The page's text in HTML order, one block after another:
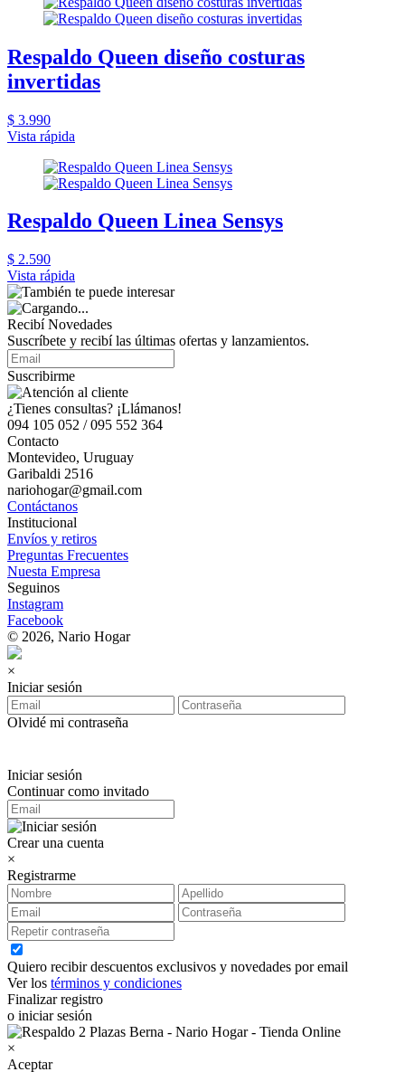
Respaldo Queen diseño costuras
invertidas
$ 3.990
Vista rápida
Respaldo Queen Linea Sensys
$ 2.590
Vista rápida
Recibí Novedades
Suscríbete y recibí las últimas ofertas y lanzamientos.
Suscribirme
¿Tienes consultas? ¡Llámanos!
094 105 052 / 095 552 364
Contacto
Montevideo, Uruguay
Garibaldi 2516
nariohogar@gmail.com
Contáctanos
Institucional
Envíos y retiros
Preguntas Frecuentes
Nuesta Empresa
Seguinos
Instagram
Facebook
© 2026, Nario Hogar
×
Iniciar sesión
Olvidé mi contraseña
Iniciar sesión
Continuar como invitado
Crear una cuenta
×
Registrarme
Quiero recibir descuentos exclusivos y novedades por email
Ver los términos y condiciones
Finalizar registro
o iniciar sesión
×
Aceptar